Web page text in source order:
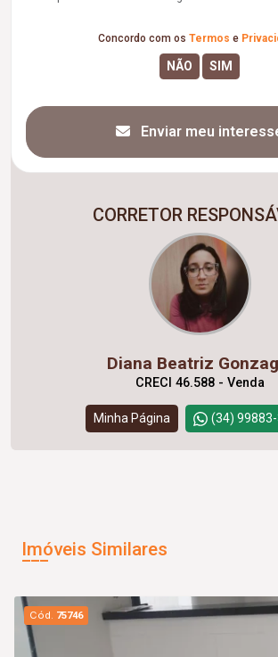
Concordo com os Termos e
Enviar meu
CORRETOR
Diana Beatriz
CRECI 46.588 - Venda
Minha Página (34)
Imóveis Similares
Cód. 75746